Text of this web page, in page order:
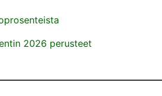
2026 perusteet